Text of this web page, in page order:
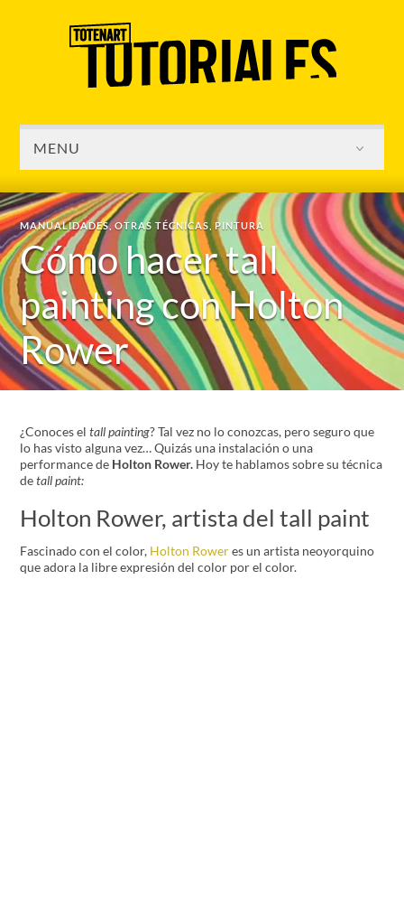
MENU
MANUALIDADES,OTRAS TÉCNICAS ,PINTURA
Cómo hacer tall
painting con Holton
Rower
¿Conoces eltall painting? Tal vez no lo conozcas, pero seguro que
lo has visto alguna vez… Quizás una instalación o una
performance de Holton Rower. Hoy te hablamos sobre su técnica
detall paint:
Holton Rower, artista del tall paint
Fascinado con el color, Holton Roweres un artista neoyorquino
que adora la libre expresión del color por el color.